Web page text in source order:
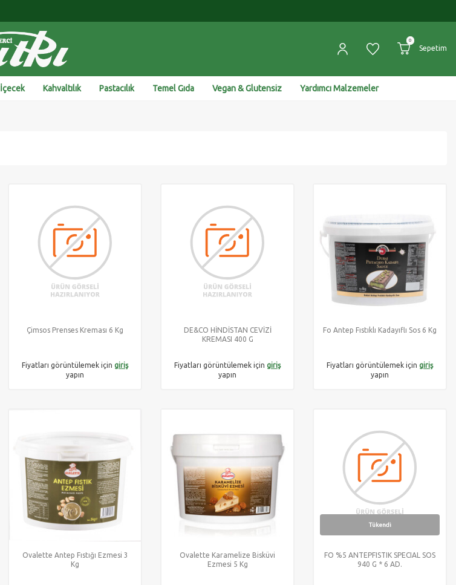
0
Sepetim
İçecek Kahvaltılık Pastacılık Temel Gıda Vegan & Glutensiz Yardımcı Malzemeler
Çimsos Prenses Kreması 6 Kg
Fiyatları görüntülemek için giriş
yapın
DE&CO HİNDİSTAN CEVİZİ
KREMASI 400 G
Fiyatları görüntülemek için giriş
yapın
Fo Antep Fıstıklı Kadayıflı Sos 6 Kg
Fiyatları görüntülemek için giriş
yapın
Ovalette Antep Fıstığı Ezmesi 3
Kg
Ovalette Karamelize Bisküvi
Ezmesi 5 Kg
Tükendi
FO %5 ANTEPFISTIK SPECIAL SOS
940 G * 6 AD.